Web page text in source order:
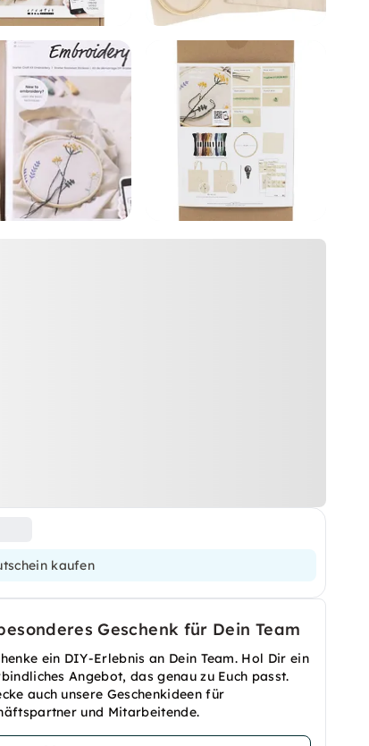
kaufen
Geschenk für Dein Team
ein DIY-Erlebnis an Dein Team. Hol Dir ein
Angebot, das genau zu Euch passt.
auch unsere Geschenkideen für
und Mitarbeitende.